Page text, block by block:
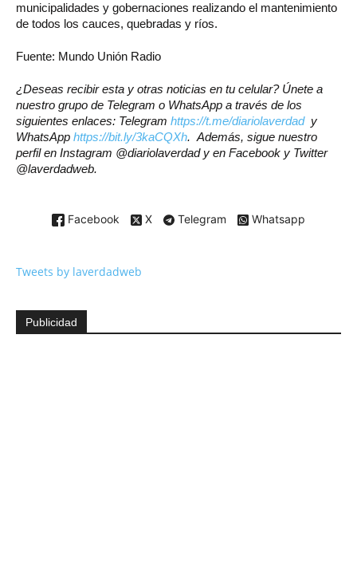
municipalidades y gobernaciones realizando el mantenimiento
de todos los cauces, quebradas y ríos.
Fuente: Mundo Unión Radio
¿Deseas recibir esta y otras noticias en tu celular? Únete a
nuestro grupo de Telegram o WhatsApp a través de los
siguientes enlaces: Telegram https://t.me/diariolaverdady
WhatsApp https://bit.ly/3kaCQXh. Además, sigue nuestro
perfil en Instagram @diariolaverdad y en Facebook y Twitter
@laverdadweb.
Facebook X Telegram Whatsapp
Tweets by laverdadweb
Publicidad